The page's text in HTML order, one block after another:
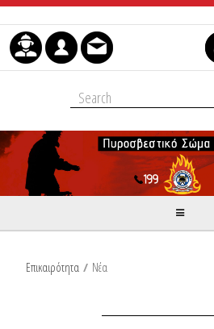
Μετάβαση στο περιεχόμενο
Επικαιρότητα / Νέα